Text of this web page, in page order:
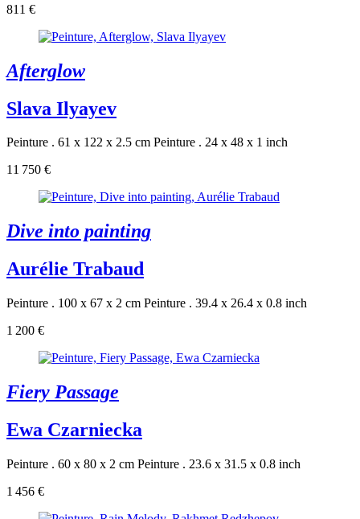
811 €
Afterglow
Slava Ilyayev
Peinture . 61 x 122 x 2.5 cm Peinture . 24 x 48 x 1 inch
11 750 €
Dive into painting
Aurélie Trabaud
Peinture . 100 x 67 x 2 cm Peinture . 39.4 x 26.4 x 0.8 inch
1 200 €
Fiery Passage
Ewa Czarniecka
Peinture . 60 x 80 x 2 cm Peinture . 23.6 x 31.5 x 0.8 inch
1 456 €